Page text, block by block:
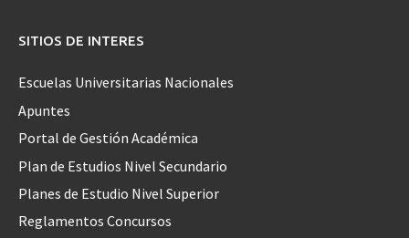
SITIOS DE INTERES
Escuelas Universitarias Nacionales
Apuntes
Portal de Gestión Académica
Plan de Estudios Nivel Secundario
Planes de Estudio Nivel Superior
Reglamentos Concursos